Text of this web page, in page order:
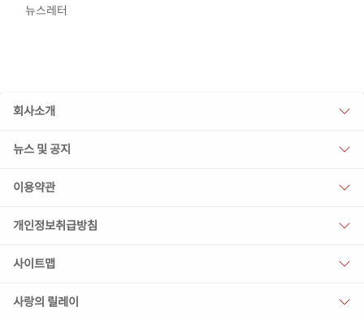
뉴스레터
회사소개
뉴스 및 공지
이용약관
개인정보취급방침
사이트맵
사랑의 릴레이